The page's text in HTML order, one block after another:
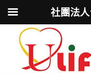
社團法